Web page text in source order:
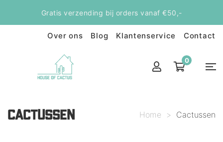
Gratis verzending bij orders vanaf €50,-
Over ons Blog Klantenservice Contact
0
CACTUSSEN Home > Cactussen